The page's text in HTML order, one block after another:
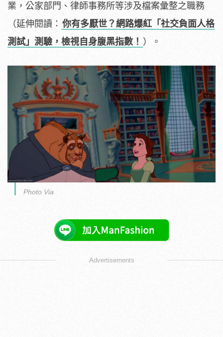
業，公家部門、律師事務所等涉及檔案彙整之職務
（延伸閱讀： 你有多厭世？網路爆紅「社交負面人格
測試」測驗，檢視自身腹黑指數！ ）。
Photo Via
Advertisements